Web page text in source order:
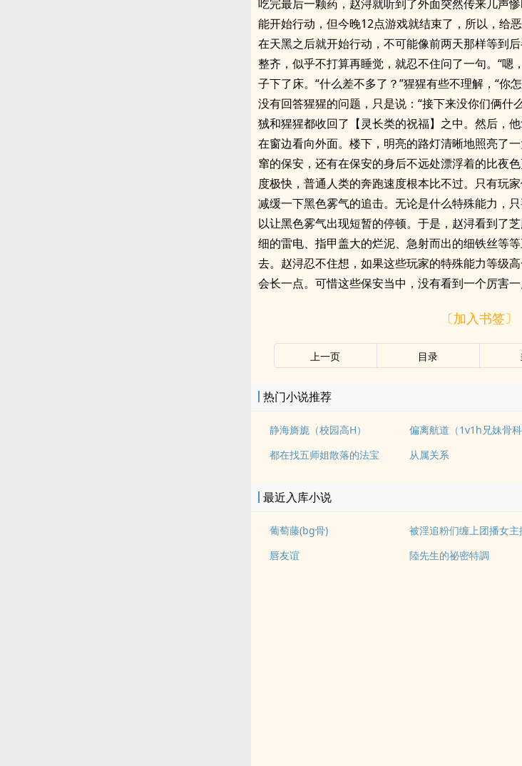
吃完最后一颗药，赵浔就听到了外面突然传来几声
能开始行动，但今晚12点游戏就结束了，所以，给
在天黑之后就开始行动，不可能像前两天那样等到
整齐，似乎不打算再睡觉，就忍不住问了一句。“嗯
子下了床。“什么差不多了？”猩猩有些不理解，“你
没有回答猩猩的问题，只是说：“接下来没你们俩什
狨和猩猩都收回了【灵长类的祝福】之中。然后，
在窗边看向外面。楼下，明亮的路灯清晰地照亮了
窜的保安，还有在保安的身后不远处漂浮着的比夜
度极快，普通人类的奔跑速度根本比不过。只有玩
减缓一下黑色雾气的追击。无论是什么特殊能力，
以让黑色雾气出现短暂的停顿。于是，赵浔看到了
细的雷电、指甲盖大的烂泥、急射而出的细铁丝等
去。赵浔忍不住想，如果这些玩家的特殊能力等级
会长一点。可惜这些保安当中，没有看到一个厉害
〔加入书签〕
上一页 目录
热门小说推荐
静海旖旎（校园高H） 偏离航道（1v1h兄妹骨科
都在找五师姐散落的法宝 从属关系
最近入库小说
葡萄藤(bg骨)
唇友谊
陸先生的祕密特調